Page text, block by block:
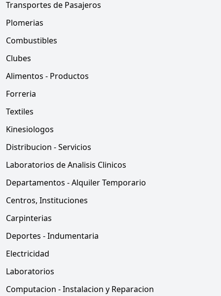
Transportes de Pasajeros
Plomerias
Combustibles
Clubes
Alimentos - Productos
Forreria
Textiles
Kinesiologos
Distribucion - Servicios
Laboratorios de Analisis Clinicos
Departamentos - Alquiler Temporario
Centros, Instituciones
Carpinterias
Deportes - Indumentaria
Electricidad
Laboratorios
Computacion - Instalacion y Reparacion